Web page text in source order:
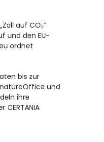
auf CO₂“
und den EU-
ordnet
bis zur
natureOffice und
ihre